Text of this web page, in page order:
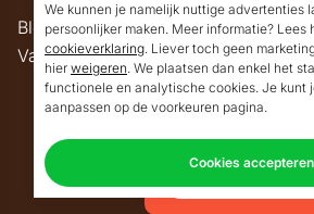
Blog
Vacatures
Copyright © 2026
PrivacyAlgemene voorwaarden
Goedendag!
Mocht ik je ergens
kunnen helpen, dan
verneem ik dat graag.
We kunnen je namelijk nuttige advertenties
persoonlijker maken. Meer informatie? Lees
cookieverklaring. Liever toch geen
hier weigeren. We plaatsen dan enkel het
functionele en analytische cookies. Je kunt
aanpassen op de voorkeuren pagina.
Cookies accepteren